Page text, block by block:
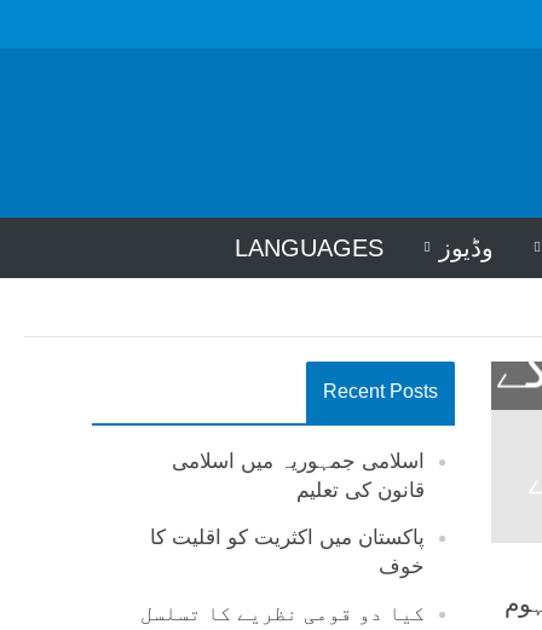
وڈیوز LANGUAGES
Recent Posts
اسلامی جمہوریہ میں اسلامی
قانون کی تعلیم
پاکستان میں اکثریت کو اقلیت کا
خوف
کیا دو قومی نظریے کا تسلسل